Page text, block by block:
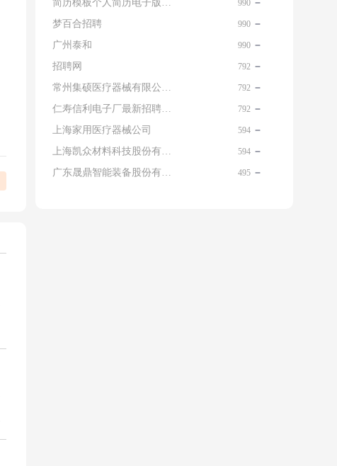
简历模板个人简历电子版免费 990
梦百合招聘 990
广州泰和 990
招聘网 792
常州集硕医疗器械有限公司 名片 792
仁寿信利电子厂最新招聘信息查询 792
上海家用医疗器械公司 594
上海凯众材料科技股份有限公司招聘电话 594
广东晟鼎智能装备股份有限公司 495